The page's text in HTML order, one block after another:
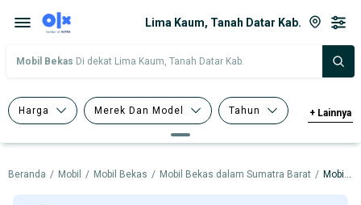
Lima Kaum, Tanah Datar Kab.
Mobil Bekas Di dekat Lima Kaum, Tanah Datar Kab.
Harga Merek Dan Model Tahun
Tipe Bodi Tipe Membership
+ Lainnya
Beranda / Mobil / Mobil Bekas / Mobil Bekas dalam Sumatra Barat / Mobil Bekas dalam Tanah Datar Kab.